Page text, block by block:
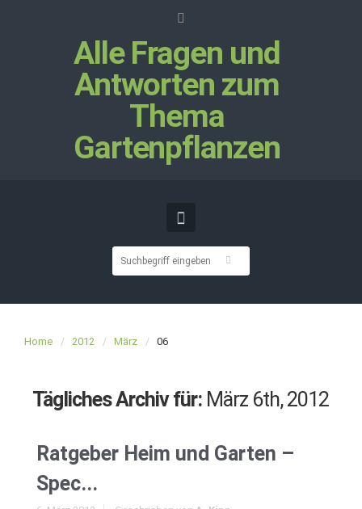
Alle Fragen und
Antworten zum
Thema
Gartenpflanzen
Home 2012 März 06
Tägliches Archiv für: März 6th, 2012
Ratgeber Heim und Garten –
Spec...